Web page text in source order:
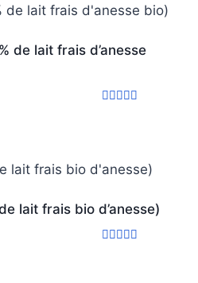
de lait frais d’anesse
lait frais bio d’anesse)